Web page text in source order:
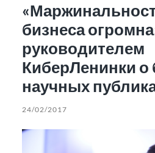
бизнеса
руководителем
КиберЛенинки
научных
24/02/2017